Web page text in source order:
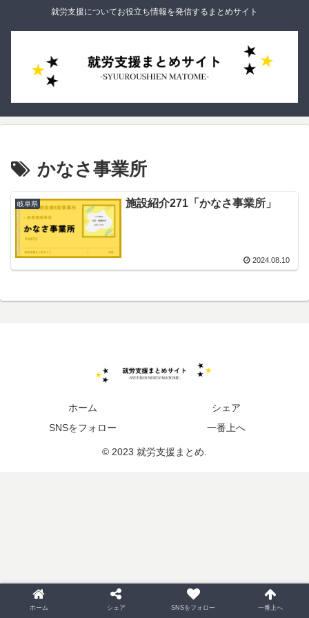
就労支援についてお役立ち情報を発信するまとめサイト
かなさ事業所
岐阜県 施設紹介271「かなさ事業所」
2024.08.10
ホーム
シェア
SNSをフォロー
一番上へ
© 2023 就労支援まとめ.
ホーム シェア SNSをフォロー 一番上へ